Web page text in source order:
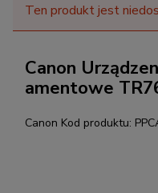
Ten produkt jest
Canon
amentowe
Canon Kod produktu: